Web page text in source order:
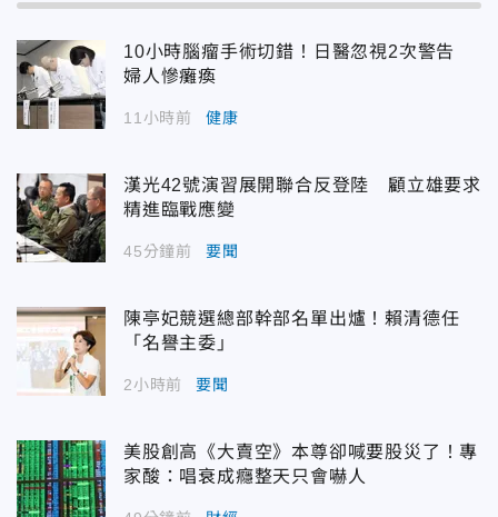
10小時腦瘤手術切錯！日醫忽視2次警告
婦人慘癱瘓
11小時前 健康
漢光42號演習展開聯合反登陸 顧立雄要求
精進臨戰應變
45分鐘前 要聞
陳亭妃競選總部幹部名單出爐！賴清德任
「名譽主委」
2小時前 要聞
美股創高《大賣空》本尊卻喊要股災了！專
家酸：唱衰成癮整天只會嚇人